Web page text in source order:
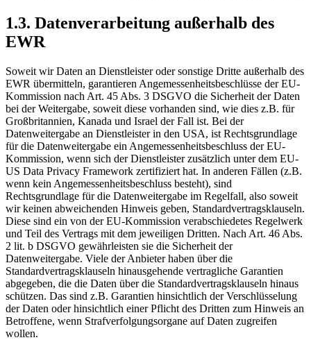
1.3. Datenverarbeitung außerhalb des
EWR
Soweit wir Daten an Dienstleister oder sonstige Dritte außerhalb des
EWR übermitteln, garantieren Angemessenheitsbeschlüsse der EU-
Kommission nach Art. 45 Abs. 3 DSGVO die Sicherheit der Daten
bei der Weitergabe, soweit diese vorhanden sind, wie dies z.B. für
Großbritannien, Kanada und Israel der Fall ist. Bei der
Datenweitergabe an Dienstleister in den USA, ist Rechtsgrundlage
für die Datenweitergabe ein Angemessenheitsbeschluss der EU-
Kommission, wenn sich der Dienstleister zusätzlich unter dem EU-
US Data Privacy Framework zertifiziert hat. In anderen Fällen (z.B.
wenn kein Angemessenheitsbeschluss besteht), sind
Rechtsgrundlage für die Datenweitergabe im Regelfall, also soweit
wir keinen abweichenden Hinweis geben, Standardvertragsklauseln.
Diese sind ein von der EU-Kommission verabschiedetes Regelwerk
und Teil des Vertrags mit dem jeweiligen Dritten. Nach Art. 46 Abs.
2 lit. b DSGVO gewährleisten sie die Sicherheit der
Datenweitergabe. Viele der Anbieter haben über die
Standardvertragsklauseln hinausgehende vertragliche Garantien
abgegeben, die die Daten über die Standardvertragsklauseln hinaus
schützen. Das sind z.B. Garantien hinsichtlich der Verschlüsselung
der Daten oder hinsichtlich einer Pflicht des Dritten zum Hinweis an
Betroffene, wenn Strafverfolgungsorgane auf Daten zugreifen
wollen.